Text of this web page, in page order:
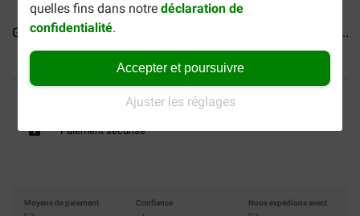
quelles fins dans notredéclaration de
confidentialité.
Accepter et poursuivre
Ajuster les réglages
Gourmet Gold Mousse thon... Gourmet Mon Petit Viande...
40% moins cher
Frais de port offerts dès
69 €
Paiement sécurisé
Moyens de paiement Confiance Nous expédions avect